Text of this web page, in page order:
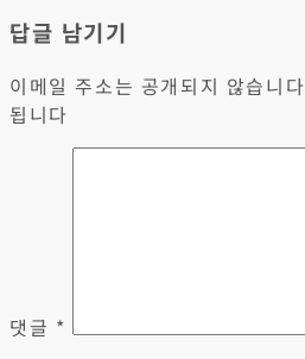
답글 남기기
이메일 주소는 공개되지 않습니
됩니다
댓글 *